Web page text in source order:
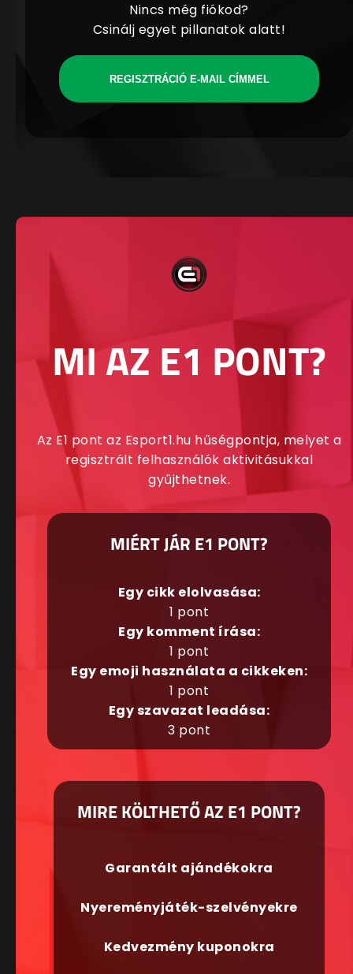
Nincs még fiókod?
Csinálj egyet pillanatok alatt!
REGISZTRÁCIÓ E-MAIL CÍMMEL
MI AZ E1 PONT?
Az E1 pont az Esport1.hu hűségpontja, melyet a
regisztrált felhasználók aktivitásukkal
gyűjthetnek.
MIÉRT JÁR E1 PONT?
Egy cikk elolvasása:
1 pont
Egy komment írása:
1 pont
Egy emoji használata a cikkeken:
1 pont
Egy szavazat leadása:
3 pont
MIRE KÖLTHETŐ AZ E1 PONT?
Garantált ajándékokra
Nyereményjáték-szelvényekre
Kedvezmény kuponokra